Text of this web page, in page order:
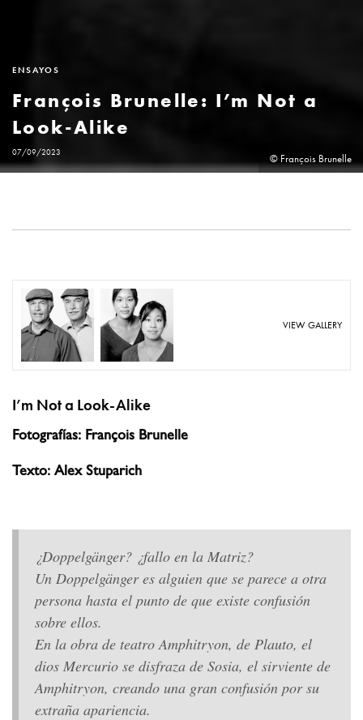
ENSAYOS
François Brunelle: I’m Not a
Look-Alike
07/09/2023 © François Brunelle
VIEW GALLERY
I’m Not a Look-Alike
Fotografías: François Brunelle
Texto: Alex Stuparich
¿Doppelgänger? ¿fallo en la Matriz?
Un Doppelgänger es alguien que se parece a otra
persona hasta el punto de que existe confusión
sobre ellos.
En la obra de teatro Amphitryon, de Plauto, el
dios Mercurio se disfraza de Sosia, el sirviente de
Amphitryon, creando una gran confusión por su
extraña apariencia.